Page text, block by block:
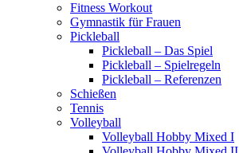
Fitness Workout
Gymnastik für Frauen
Pickleball
Pickleball – Das Spiel
Pickleball – Spielregeln
Pickleball – Referenzen
Schießen
Tennis
Volleyball
Volleyball Hobby Mixed I